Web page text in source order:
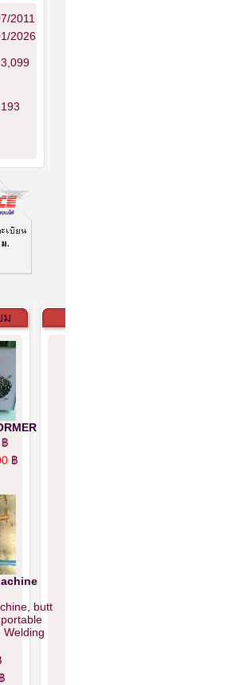
2011
2026
ม
฿
butt
Welding
฿